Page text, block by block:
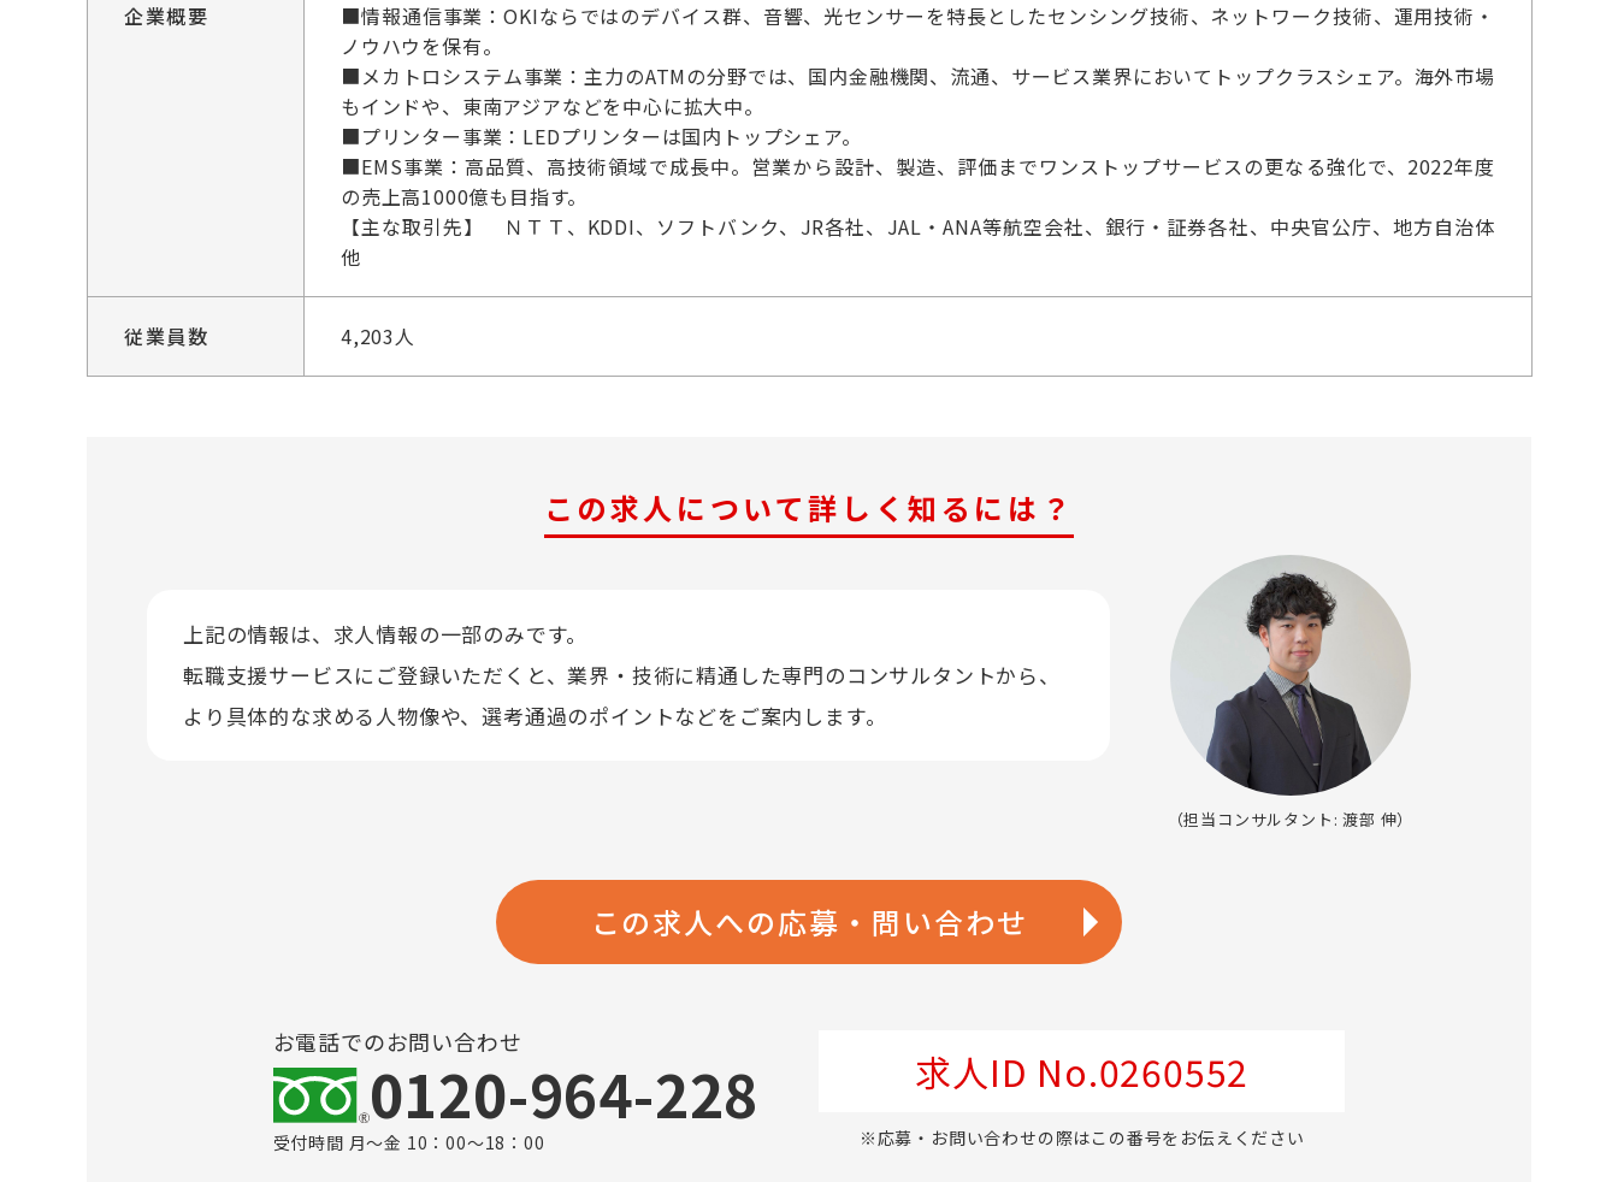
企業概要
■情報通信事業：OKIならではのデバイス群、音響、光センサーを特長としたセンシング技術、ネットワーク技術、運用技術・
ノウハウを保有。
■メカトロシステム事業：主力のATMの分野では、国内金融機関、流通、サービス業界においてトップクラスシェア。海外市場
もインドや、東南アジアなどを中心に拡大中。
■プリンター事業：LEDプリンターは国内トップシェア。
■EMS事業：高品質、高技術領域で成長中。営業から設計、製造、評価までワンストップサービスの更なる強化で、2022年度
の売上高1000億も目指す。
【主な取引先】 ＮＴＴ、KDDI、ソフトバンク、JR各社、JAL・ANA等航空会社、銀行・証券各社、中央官公庁、地方自治体
他
従業員数 4,203人
この求人について詳しく知るには？
上記の情報は、求人情報の一部のみです。
転職支援サービスにご登録いただくと、業界・技術に精通した専門のコンサルタントから、
より具体的な求める人物像や、選考通過のポイントなどをご案内します。
（担当コンサルタント: 渡部 伸）
この求人への応募・問い合わせ
お電話でのお問い合わせ
0120-964-228
受付時間 月～金 10：00～18：00
求人ID No.0260552
※応募・お問い合わせの際はこの番号をお伝えください